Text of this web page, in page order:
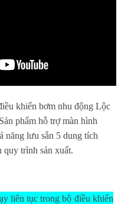
khiển bơm nhu động Lộc
phẩm hỗ trợ màn hình
năng lưu sẵn 5 dung tích
quy trình sản xuất.
liên tục trong bộ điều khiển